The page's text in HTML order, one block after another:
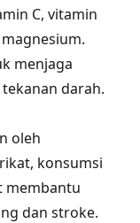
C, vitamin
menjaga
darah.
oleh
konsumsi
membantu
dan stroke.